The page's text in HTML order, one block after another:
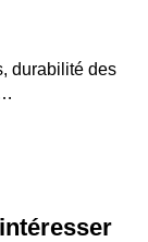
durabilité des